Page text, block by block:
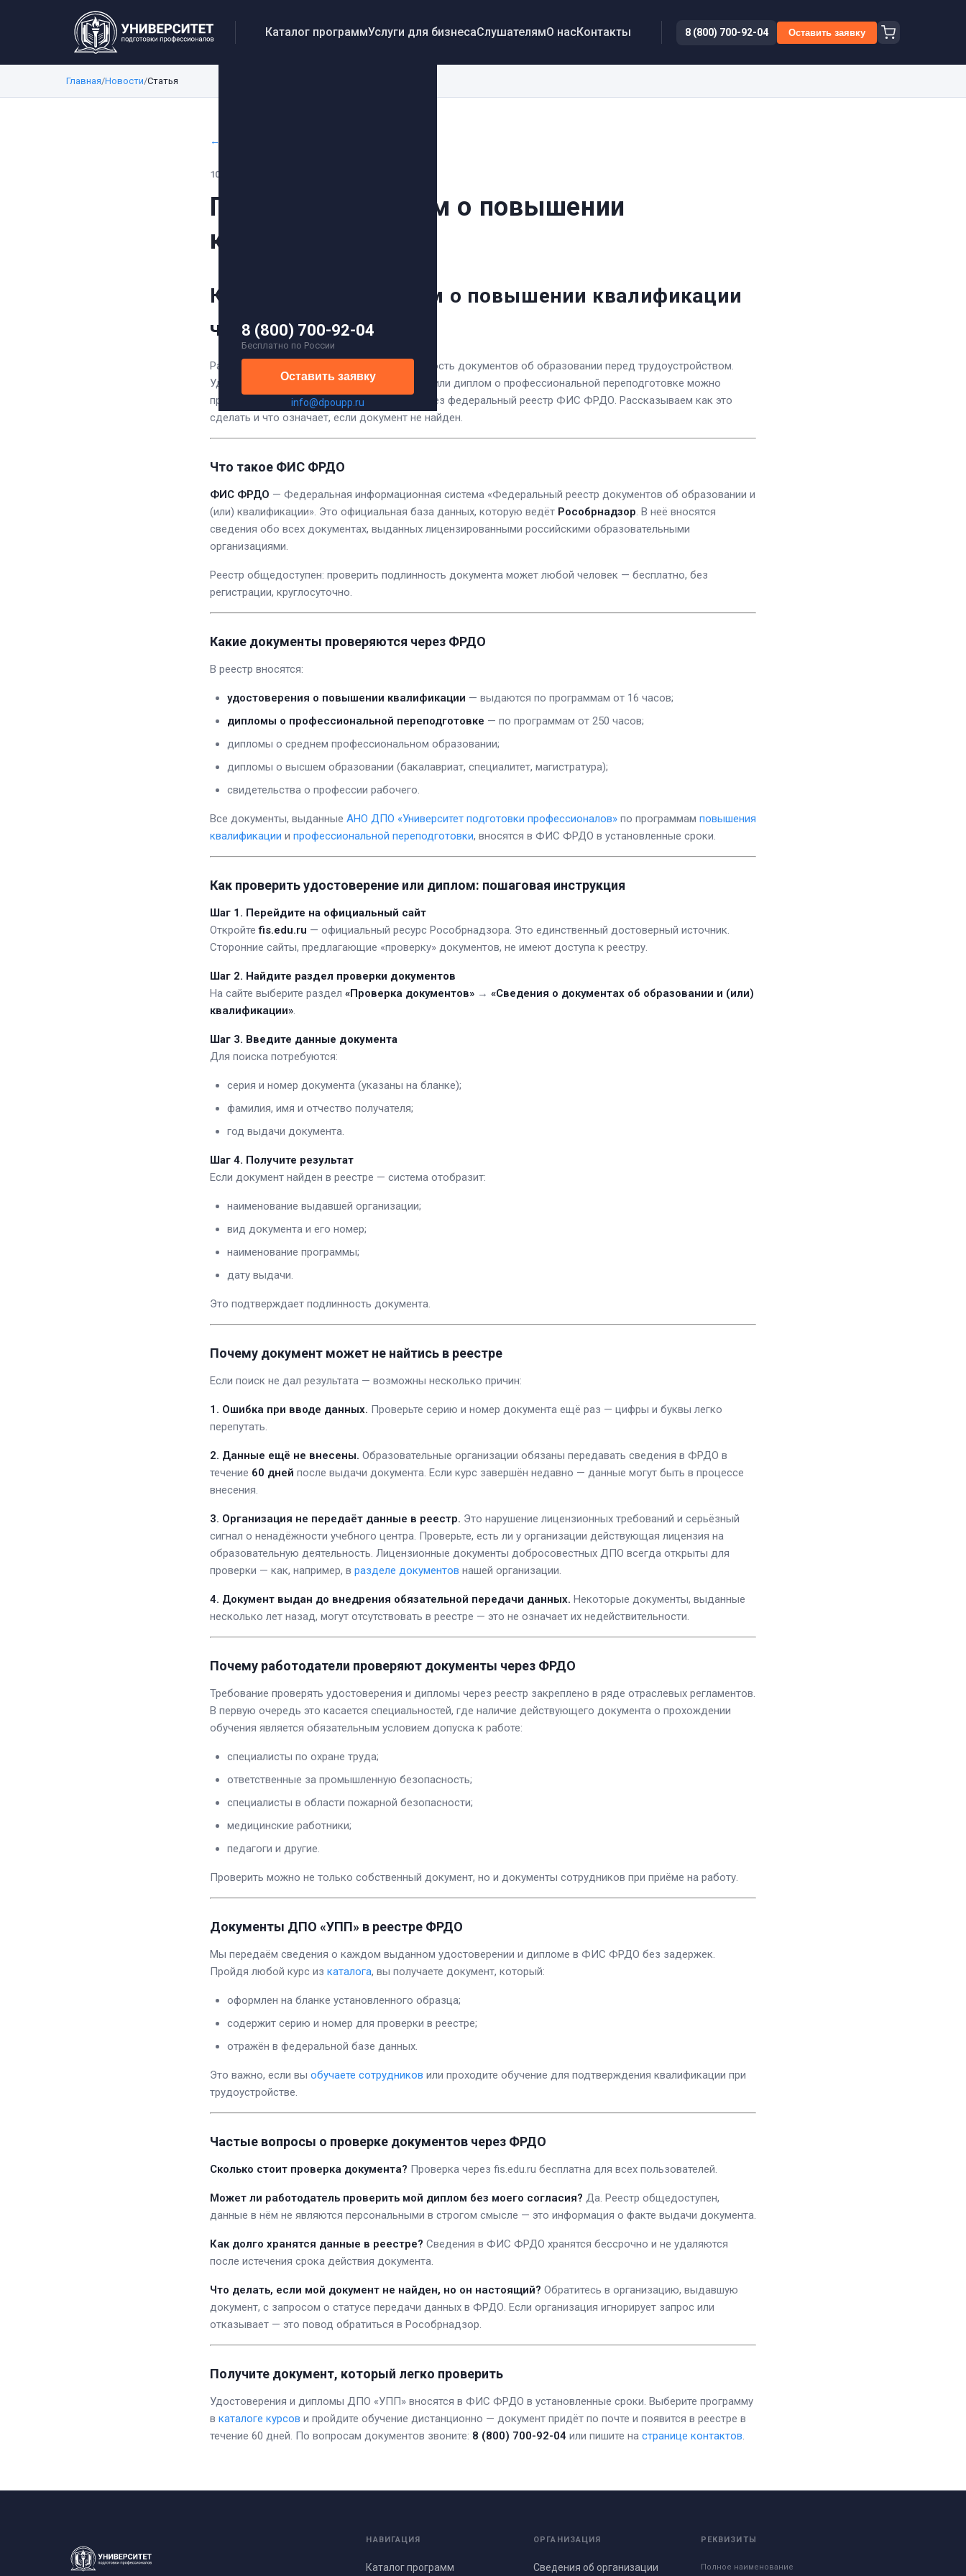
Каталог программУслуги для бизнесаСлушателямО насКонтакты 8 (800) 700-92-04 Оставить заявку
8 (800) 700-92-04
Бесплатно по России
Оставить заявку
info@dpoupp.ru
Главная/Новости/Статья
← Все новости
10 мая 2026 г.
Проверить диплом о повышении
квалификации
Как проверить диплом о повышении квалификации
через ФИС ФРДО
Работодатели всё чаще проверяют подлинность документов об образовании перед трудоустройством.
Удостоверение о повышении квалификации или диплом о профессиональной переподготовке можно
проверить онлайн за несколько минут — через федеральный реестр ФИС ФРДО. Рассказываем как это
сделать и что означает, если документ не найден.
Что такое ФИС ФРДО
ФИС ФРДО — Федеральная информационная система «Федеральный реестр документов об образовании и
(или) квалификации». Это официальная база данных, которую ведёт Рособрнадзор. В неё вносятся
сведения обо всех документах, выданных лицензированными российскими образовательными
организациями.
Реестр общедоступен: проверить подлинность документа может любой человек — бесплатно, без
регистрации, круглосуточно.
Какие документы проверяются через ФРДО
В реестр вносятся:
удостоверения о повышении квалификации — выдаются по программам от 16 часов;
дипломы о профессиональной переподготовке — по программам от 250 часов;
дипломы о среднем профессиональном образовании;
дипломы о высшем образовании (бакалавриат, специалитет, магистратура);
свидетельства о профессии рабочего.
Все документы, выданные АНО ДПО «Университет подготовки профессионалов» по программам повышения
квалификации и профессиональной переподготовки, вносятся в ФИС ФРДО в установленные сроки.
Как проверить удостоверение или диплом: пошаговая инструкция
Шаг 1. Перейдите на официальный сайт
Откройтеfis.edu.ru — официальный ресурс Рособрнадзора. Это единственный достоверный источник.
Сторонние сайты, предлагающие «проверку» документов, не имеют доступа к реестру.
Шаг 2. Найдите раздел проверки документов
На сайте выберите раздел «Проверка документов» → «Сведения о документах об образовании и (или)
квалификации».
Шаг 3. Введите данные документа
Для поиска потребуются:
серия и номер документа (указаны на бланке);
фамилия, имя и отчество получателя;
год выдачи документа.
Шаг 4. Получите результат
Если документ найден в реестре — система отобразит:
наименование выдавшей организации;
вид документа и его номер;
наименование программы;
дату выдачи.
Это подтверждает подлинность документа.
Почему документ может не найтись в реестре
Если поиск не дал результата — возможны несколько причин:
1. Ошибка при вводе данных. Проверьте серию и номер документа ещё раз — цифры и буквы легко
перепутать.
2. Данные ещё не внесены. Образовательные организации обязаны передавать сведения в ФРДО в
течение 60 дней после выдачи документа. Если курс завершён недавно — данные могут быть в процессе
внесения.
3. Организация не передаёт данные в реестр. Это нарушение лицензионных требований и серьёзный
сигнал о ненадёжности учебного центра. Проверьте, есть ли у организации действующая лицензия на
образовательную деятельность. Лицензионные документы добросовестных ДПО всегда открыты для
проверки — как, например, в разделе документов нашей организации.
4. Документ выдан до внедрения обязательной передачи данных. Некоторые документы, выданные
несколько лет назад, могут отсутствовать в реестре — это не означает их недействительности.
Почему работодатели проверяют документы через ФРДО
Требование проверять удостоверения и дипломы через реестр закреплено в ряде отраслевых регламентов.
В первую очередь это касается специальностей, где наличие действующего документа о прохождении
обучения является обязательным условием допуска к работе:
специалисты по охране труда;
ответственные за промышленную безопасность;
специалисты в области пожарной безопасности;
медицинские работники;
педагоги и другие.
Проверить можно не только собственный документ, но и документы сотрудников при приёме на работу.
Документы ДПО «УПП» в реестре ФРДО
Мы передаём сведения о каждом выданном удостоверении и дипломе в ФИС ФРДО без задержек.
Пройдя любой курс из каталога, вы получаете документ, который:
оформлен на бланке установленного образца;
содержит серию и номер для проверки в реестре;
отражён в федеральной базе данных.
Это важно, если вы обучаете сотрудников или проходите обучение для подтверждения квалификации при
трудоустройстве.
Частые вопросы о проверке документов через ФРДО
Сколько стоит проверка документа? Проверка через fis.edu.ru бесплатна для всех пользователей.
Может ли работодатель проверить мой диплом без моего согласия? Да. Реестр общедоступен,
данные в нём не являются персональными в строгом смысле — это информация о факте выдачи документа.
Как долго хранятся данные в реестре? Сведения в ФИС ФРДО хранятся бессрочно и не удаляются
после истечения срока действия документа.
Что делать, если мой документ не найден, но он настоящий? Обратитесь в организацию, выдавшую
документ, с запросом о статусе передачи данных в ФРДО. Если организация игнорирует запрос или
отказывает — это повод обратиться в Рособрнадзор.
Получите документ, который легко проверить
Удостоверения и дипломы ДПО «УПП» вносятся в ФИС ФРДО в установленные сроки. Выберите программу
в каталоге курсов и пройдите обучение дистанционно — документ придёт по почте и появится в реестре в
течение 60 дней. По вопросам документов звоните: 8 (800) 700-92-04 или пишите на странице контактов.
НАВИГАЦИЯ
Каталог программ
ОРГАНИЗАЦИЯ
Сведения об организации
РЕКВИЗИТЫ
Полное наименование